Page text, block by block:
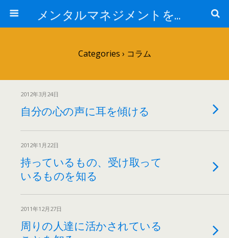
メンタルマネジメントを知ろう！
Categories › コラム
2012年3月24日
自分の心の声に耳を傾ける
2012年1月22日
持っているもの、受け取って
いるものを知る
2011年12月27日
周りの人達に活かされている